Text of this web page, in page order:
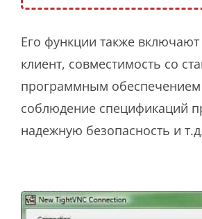
Его функции также включают
клиент, совместимость со
программным обеспечением
соблюдение спецификаций
надежную безопасность и